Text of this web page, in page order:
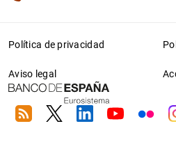
Política de privacidad
Aviso legal
RSS TwitterLinkedin
Youtube